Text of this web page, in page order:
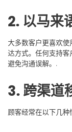
2. 以马来
大多数客户更喜欢
达方式。任何支持
避免沟通误解。.
3. 跨渠道
顾客经常在以下几种